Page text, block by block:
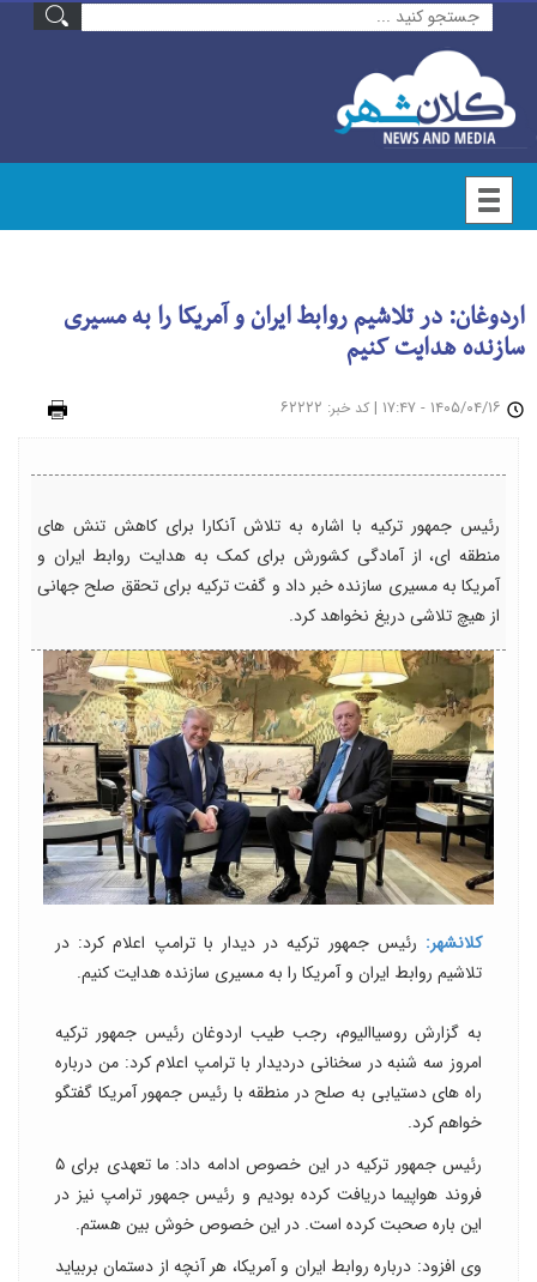
اردوغان: در تلاشیم روابط ایران و آمریکا را به مسیری
سازنده هدایت کنیم
| کد خبر: ۶۲۲۲۲
رئیس جمهور ترکیه با اشاره به تلاش آنکارا برای کاهش تنش های
منطقه ای، از آمادگی کشورش برای کمک به هدایت روابط ایران و
آمریکا به مسیری سازنده خبر داد و گفت ترکیه برای تحقق صلح جهانی
از هیچ تلاشی دریغ نخواهد کرد.
کلانشهر: رئیس جمهور ترکیه در دیدار با ترامپ اعلام کرد: در
تلاشیم روابط ایران و آمریکا را به مسیری سازنده هدایت کنیم.
به گزارش روسیاالیوم، رجب طیب اردوغان رئیس جمهور ترکیه
امروز سه شنبه در سخنانی دردیدار با ترامپ اعلام کرد: من درباره
راه های دستیابی به صلح در منطقه با رئیس جمهور آمریکا گفتگو
خواهم کرد.
رئیس جمهور ترکیه در این خصوص ادامه داد: ما تعهدی برای ۵
فروند هواپیما دریافت کرده بودیم و رئیس جمهور ترامپ نیز در
این باره صحبت کرده است. در این خصوص خوش بین هستم.
وی افزود: درباره روابط ایران و آمریکا، هر آنچه از دستمان بربیاید